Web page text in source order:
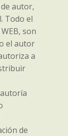
autor,
Todo el
son
el autor
a
de